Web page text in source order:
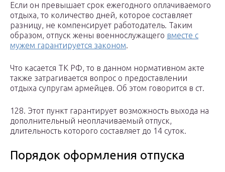
Если он превышает срок ежегодного оплачиваемого
отдыха, то количество дней, которое составляет
разницу, не компенсирует работодатель. Таким
образом, отпуск жены военнослужащего вместе с
мужем гарантируется законом.
Что касается ТК РФ, то в данном нормативном акте
также затрагивается вопрос о предоставлении
отдыха супругам армейцев. Об этом говорится в ст.
128. Этот пункт гарантирует возможность выхода на
дополнительный неоплачиваемый отпуск,
длительность которого составляет до 14 суток.
Порядок оформления отпуска